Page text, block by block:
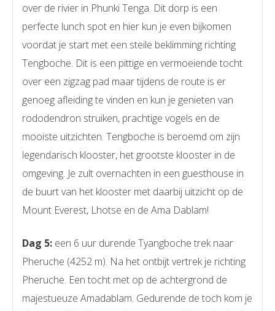
over de rivier in Phunki Tenga. Dit dorp is een
perfecte lunch spot en hier kun je even bijkomen
voordat je start met een steile beklimming richting
Tengboche. Dit is een pittige en vermoeiende tocht
over een zigzag pad maar tijdens de route is er
genoeg afleiding te vinden en kun je genieten van
rododendron struiken, prachtige vogels en de
mooiste uitzichten. Tengboche is beroemd om zijn
legendarisch klooster, het grootste klooster in de
omgeving. Je zult overnachten in een guesthouse in
de buurt van het klooster met daarbij uitzicht op de
Mount Everest, Lhotse en de Ama Dablam!
Dag 5: een 6 uur durende Tyangboche trek naar
Pheruche (4252 m). Na het ontbijt vertrek je richting
Pheruche. Een tocht met op de achtergrond de
majestueuze Amadablam. Gedurende de toch kom je